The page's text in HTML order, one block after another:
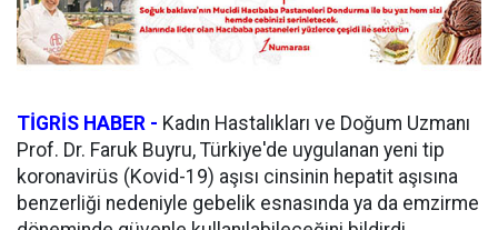
TİGRİS HABER - Kadın Hastalıkları ve Doğum Uzmanı
Prof. Dr. Faruk Buyru, Türkiye'de uygulanan yeni tip
koronavirüs (Kovid-19) aşısı cinsinin hepatit aşısına
benzerliği nedeniyle gebelik esnasında ya da emzirme